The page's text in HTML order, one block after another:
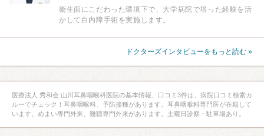
衛生面にこだわった環境下で、大学病院で培った経験を活
かして白内障手術を実施します。
ドクターズインタビューをもっと読む »
医療法人 秀和会 山川耳鼻咽喉科医院の基本情報、口コミ3件は、病院口コミ検索カ
ルーでチェック！耳鼻咽喉科、予防接種があります。耳鼻咽喉科専門医が在籍して
います。めまい専門外来、難聴専門外来があります。土曜日診察・駐車場あり。